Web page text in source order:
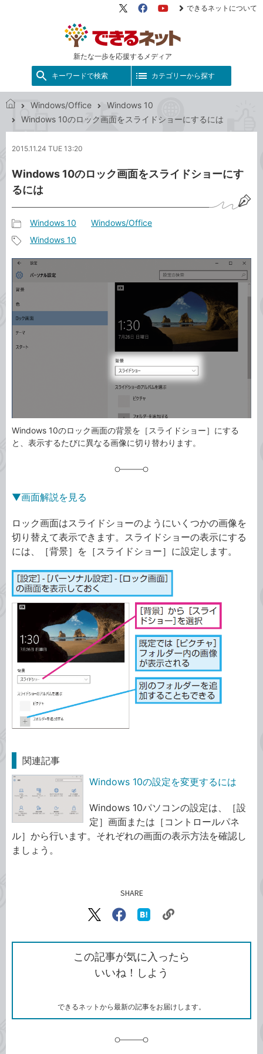
新たな一歩を応援するメディア
X（旧
FacebookYouTube
できるネットについて
キーワードで検索 カテゴリーから探す
で
ネ
ト
Windows/Office
Windows 10
Windows 10のロック画面をスライドショーにするには
2015.11.24 TUE 13:20
Windows 10のロック画面をスライドショーにす
るには
事
カ
テ
ゴ
Windows 10 Windows/Office
事
タ
グ
Windows 10
Windows 10のロック画面の背景を［スライドショー］にする
と、表示するたびに異なる画像に切り替わります。
▼画面解説を見る
ロック画面はスライドショーのようにいくつかの画像を
切り替えて表示できます。スライドショーの表示にする
には、［背景］を［スライドショー］に設定します。
関連記事
Windows 10の設定を変更するには
Windows 10パソコンの設定は、［設
定］画面または［コントロールパネ
ル］から行います。それぞれの画面の表示方法を確認し
ましょう。
SHARE
X（旧
で
シ
ェ
ア
Facebook
シ
ェ
ア
な
ッ
ク
ク
ク
を
コ
この記事が気に入ったら
いいね！しよう
できるネットから最新の記事をお届けします。